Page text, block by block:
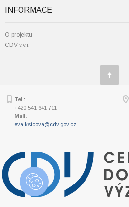
INFORMACE
O projektu
CDV v.v.i.
Tel.:
+420 541 641 711
Mail:
eva.ksicova@cdv.gov.cz